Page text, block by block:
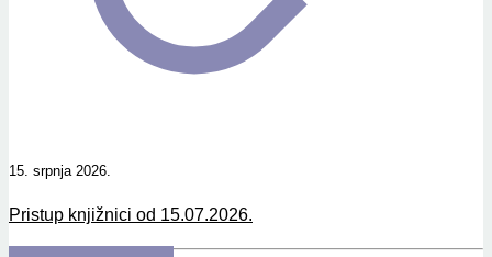
15. srpnja 2026.
Pristup knjižnici od 15.07.2026.